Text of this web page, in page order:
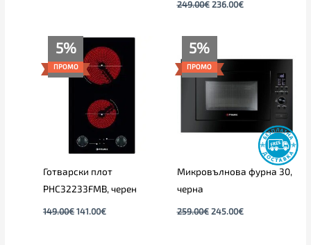
249.00€ 236.00€
5%
ПРОМО
Готварски плот
PHC32233FMB, черен
149.00€
Original
price
was:
149.00€.
141.00€
Текущата
цена
е:
141.00€.
5%
ПРОМО
Микровълнова фурна 30,
черна
259.00€
was:
259.00€.
245.00€
245.00€.